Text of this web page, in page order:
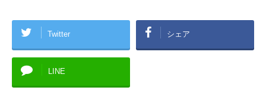
Twitter シェア
LINE